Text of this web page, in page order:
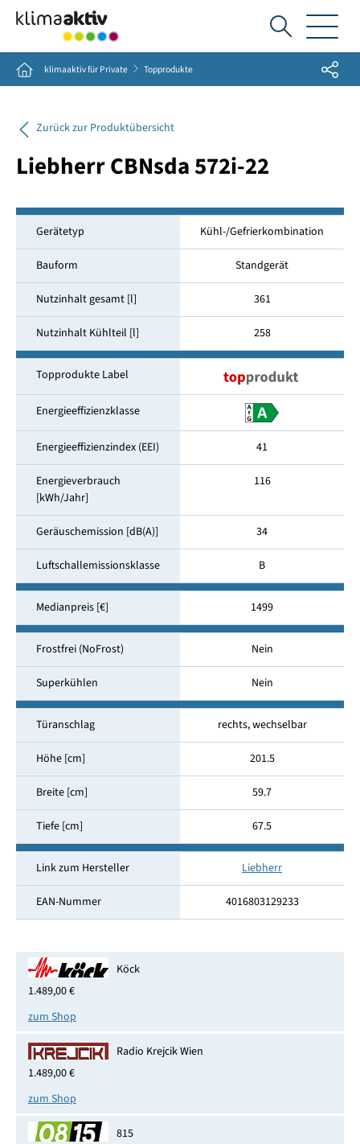
Ich
suche...
Home klimaaktiv für Private Topprodukte Share
Zurück zur Produktübersicht
Liebherr CBNsda 572i-22
Gerätetyp Kühl-/Gefrierkombination
Bauform Standgerät
Nutzinhalt gesamt [l] 361
Nutzinhalt Kühlteil [l] 258
Topprodukte Label
Energieeffizienzklasse
Energieeffizienzindex (EEI) 41
Energieverbrauch
[kWh/Jahr]
116
Geräuschemission [dB(A)] 34
Luftschallemissionsklasse B
Medianpreis [€] 1499
Frostfrei (NoFrost) Nein
Superkühlen Nein
Türanschlag rechts, wechselbar
Höhe [cm] 201.5
Breite [cm] 59.7
Tiefe [cm] 67.5
Link zum Hersteller Liebherr
EAN-Nummer 4016803129233
Köck
1.489,00 €
zum Shop
Radio Krejcik Wien
1.489,00 €
zum Shop
815